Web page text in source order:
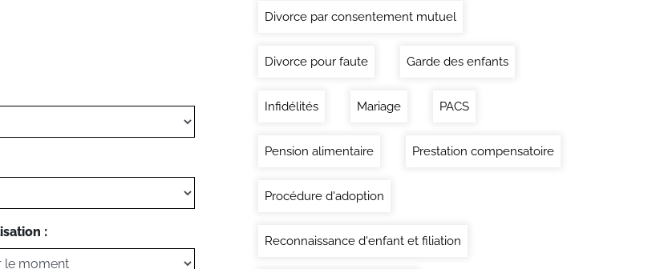
:
Divorce par consentement mutuel
Divorce pour faute Garde des enfants
Infidélités Mariage PACS
Pension alimentaire Prestation compensatoire
Procédure d'adoption
Reconnaissance d'enfant et filiation